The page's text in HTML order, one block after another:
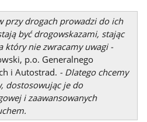
przy drogach prowadzi do ich
być drogowskazami, stając
który nie zwracamy uwagi -
p.o. Generalnego
i Autostrad. - Dlatego chcemy
dostosowując je do
i zaawansowanych